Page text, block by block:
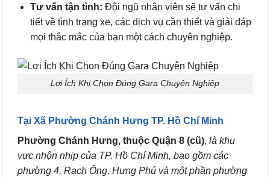
Tư vấn tận tình: Đội ngũ nhân viên sẽ tư vấn chi
tiết về tình trạng xe, các dịch vụ cần thiết và giải đáp
mọi thắc mắc của bạn một cách chuyên nghiệp.
Lợi Ích Khi Chọn Đúng Gara Chuyên Nghiệp
Tại Xã Phường Chánh Hưng TP. Hồ Chí Minh
Phường Chánh Hưng, thuộc Quận 8 (cũ), là khu
vực nhộn nhịp của TP. Hồ Chí Minh, bao gồm các
phường 4, Rạch Ông, Hưng Phú và một phần phường